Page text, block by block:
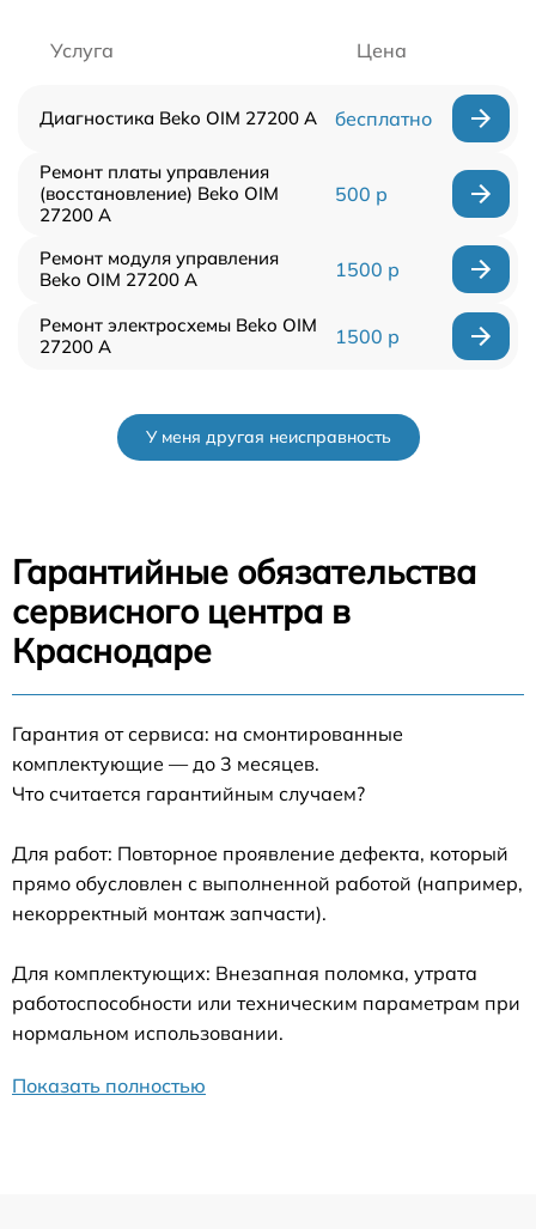
Услуга Цена
Диагностика Beko OIM 27200 A бесплатно
Ремонт платы управления
(восстановление) Beko OIM
27200 A
500 р
Ремонт модуля управления
Beko OIM 27200 A
1500 р
Ремонт электросхемы Beko OIM
27200 A
1500 р
У меня другая неисправность
Гарантийные обязательства
сервисного центра в
Краснодаре
Гарантия от сервиса: на смонтированные
комплектующие — до 3 месяцев.
Что считается гарантийным случаем?
Для работ: Повторное проявление дефекта, который
прямо обусловлен с выполненной работой (например,
некорректный монтаж запчасти).
Для комплектующих: Внезапная поломка, утрата
работоспособности или техническим параметрам при
нормальном использовании.
Показать полностью